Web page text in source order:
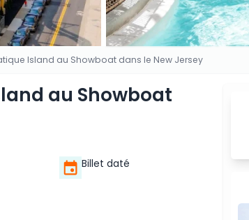
Island au Showboat dans le New Jersey
au Showboat
Billet daté